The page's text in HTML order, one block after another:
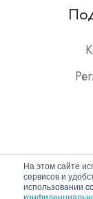
На этом сайте
сервисов и
использовании